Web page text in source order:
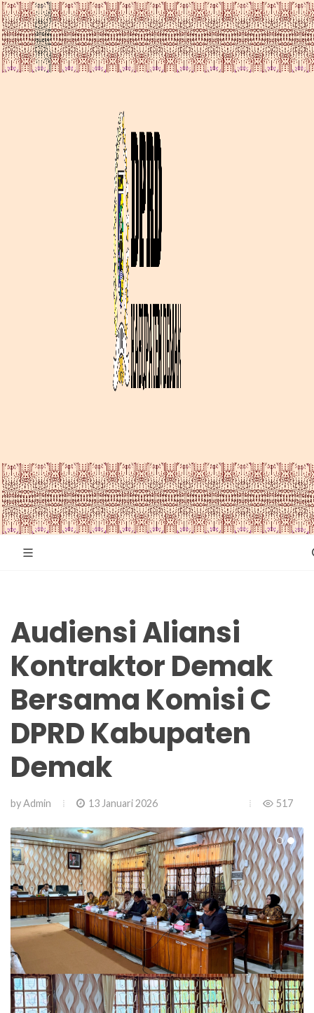
Audiensi Aliansi
Kontraktor Demak
Bersama Komisi C
DPRD Kabupaten
Demak
byAdmin 13 Januari 2026 517